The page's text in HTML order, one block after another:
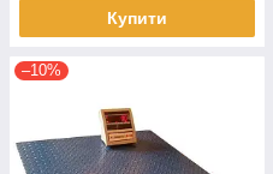
Купити
–10%